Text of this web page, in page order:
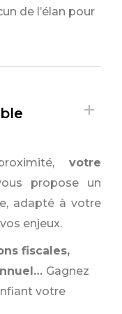
de l’élan pour
votre
propose un
adapté à votre
enjeux.
fiscales,
Gagnez
votre